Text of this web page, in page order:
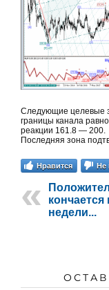
Следующие целевые
границы канала
реакции 161.8 — 200.
Последняя зона
Нравится Не
кончается
недели...